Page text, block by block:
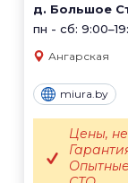
д. Большое
пн - сб:
Ангарская
miura.by
Цены,